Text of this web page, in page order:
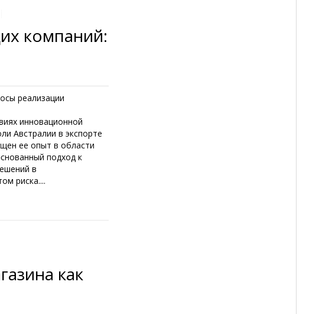
компаний:
реализации
инновационной
Австралии в экспорте
ее опыт в области
подход к
в
риска....
как